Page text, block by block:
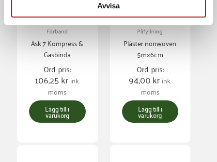
Avvisa
Förband
Ask 7 Kompress &
Gasbinda
Ord. pris:
106,25kr ink.
moms
Lägg till i
varukorg
Påfyllning
Plåster nonwoven
5mx6cm
Ord. pris:
94,00kr ink.
moms
Lägg till i
varukorg